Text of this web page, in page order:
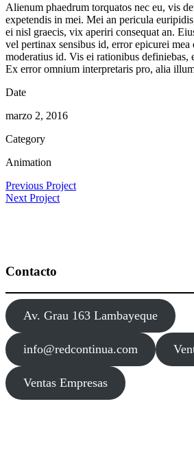
Alienum phaedrum torquatos nec eu, vis
expetendis in mei. Mei an pericula
ei nisl graecis, vix aperiri consequat an.
vel pertinax sensibus id, error epicurei
moderatius id. Vis ei rationibus definiebas,
Ex error omnium interpretaris pro, alia
Date
marzo 2, 2016
Category
Animation
Previous Project
Next Project
Contacto
Av. Grau 163 Lambayeque
info@redcontinua.com
Ventas Empresas